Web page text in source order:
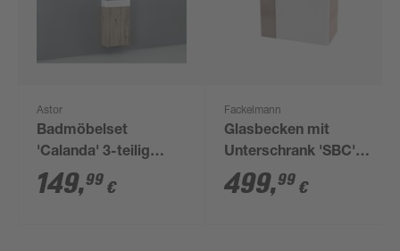
Astor
Badmöbelset
'Calanda' 3-teilig
braun
149,99 €
Fackelmann
Glasbecken mit
Unterschrank 'SBC'
Hahnloch links
grau/Eschefarben 45
499,99 €